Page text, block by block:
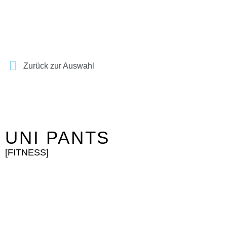
Zurück zur Auswahl
UNI PANTS
[FITNESS]